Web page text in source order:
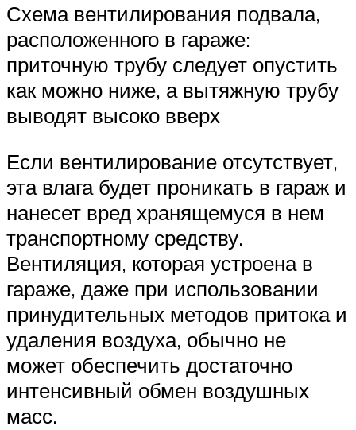
Схема вентилирования подвала,
расположенного в гараже:
приточную трубу следует опустить
как можно ниже, а вытяжную трубу
выводят высоко вверх
Если вентилирование отсутствует,
эта влага будет проникать в гараж и
нанесет вред хранящемуся в нем
транспортному средству.
Вентиляция, которая устроена в
гараже, даже при использовании
принудительных методов притока и
удаления воздуха, обычно не
может обеспечить достаточно
интенсивный обмен воздушных
масс.